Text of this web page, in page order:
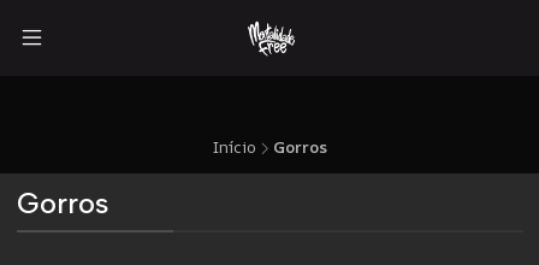
Início Gorros
Gorros